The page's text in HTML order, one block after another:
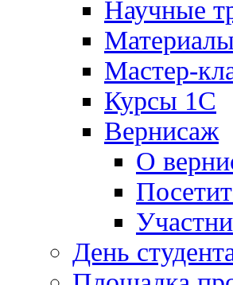
Научные
Мастер-
Курсы 1С
Вернисаж
О
День